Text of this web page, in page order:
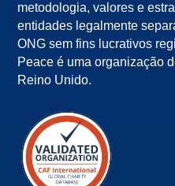
metodologia, valores e
entidades legalmente
ONG sem fins lucrativos
Peace é uma organização
Reino Unido.